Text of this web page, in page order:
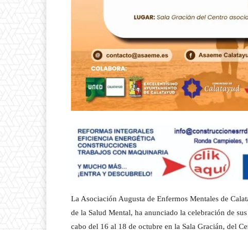
La Asociación Augusta de Enfermos Mentales de
de la Salud Mental, ha anunciado la celebración de
cabo del 16 al 18 de octubre en la Sala Gracián, del